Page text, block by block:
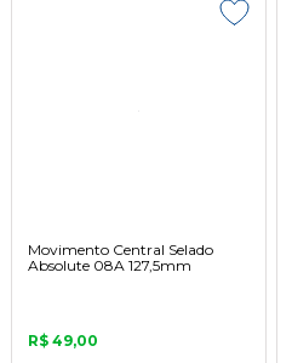
Movimento Central Selado
Absolute 08A 127,5mm
R$ 49,00